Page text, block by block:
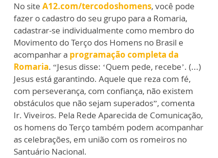
No site A12.com/tercodoshomens, você pode
fazer o cadastro do seu grupo para a Romaria,
cadastrar-se individualmente como membro do
Movimento do Terço dos Homens no Brasil e
acompanhar a programação completa da
Romaria. “Jesus disse: ‘Quem pede, recebe’. (...)
Jesus está garantindo. Aquele que reza com fé,
com perseverança, com confiança, não existem
obstáculos que não sejam superados”, comenta
Ir. Viveiros. Pela Rede Aparecida de Comunicação,
os homens do Terço também podem acompanhar
as celebrações, em união com os romeiros no
Santuário Nacional.